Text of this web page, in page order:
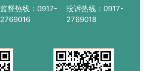
监督热线：0917-
2769016
投诉热线：0917-
2769018